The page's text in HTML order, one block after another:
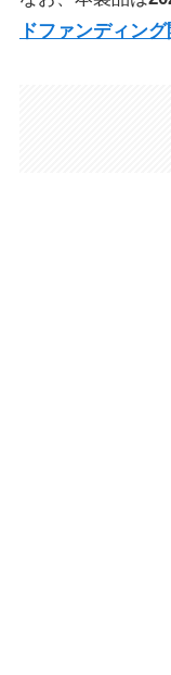
ドファンディン